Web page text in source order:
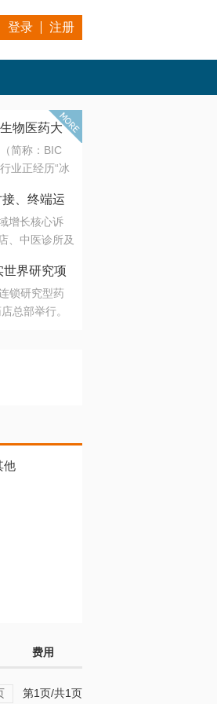
登录 注册
终端运营
物医药大
简称：BIC
业正经历“冰
支付与入院
，全产业链协
态，定义未
小核酸的技
让“实验
、产业、资
、终端运
增长核心诉
、中医诊所及
界研究项
锁研究型药
总部举行。
他
费用
第1页/共1页